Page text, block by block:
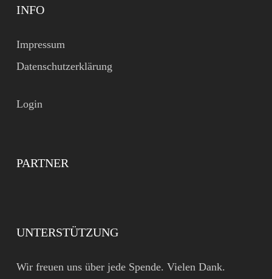
INFO
Impressum
Datenschutzerklärung
Login
PARTNER
UNTERSTÜTZUNG
Wir freuen uns über jede Spende. Vielen Dank.